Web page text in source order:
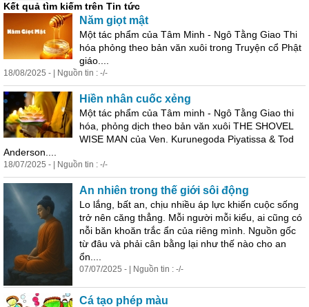
Kết quả tìm kiếm trên Tin tức
Năm giọt mật
Một tác phẩm của Tâm Minh - Ngô Tằng Giao Thi
hóa phỏng theo bản văn xuôi trong Truyện cổ Phật
giáo....
18/08/2025 - | Nguồn tin : -/-
Hiền nhân cuốc xẻng
Một tác phẩm của Tâm minh - Ngô Tằng Giao thi
hóa, phỏng dịch theo bản văn xuôi THE SHOVEL
WISE MAN của Ven. Kurunegoda Piyatissa & Tod
Anderson....
18/07/2025 - | Nguồn tin : -/-
An nhiên trong thế giới sôi động
Lo lắng, bất an, chịu nhiều áp lực khiến cuộc sống
trở nên căng thẳng. Mỗi người mỗi kiểu, ai cũng có
nỗi băn khoăn trắc ẩn của riêng mình. Nguồn gốc
từ đâu và phải cân bằng lại như thế nào cho an
ổn....
07/07/2025 - | Nguồn tin : -/-
Cá tạo phép màu